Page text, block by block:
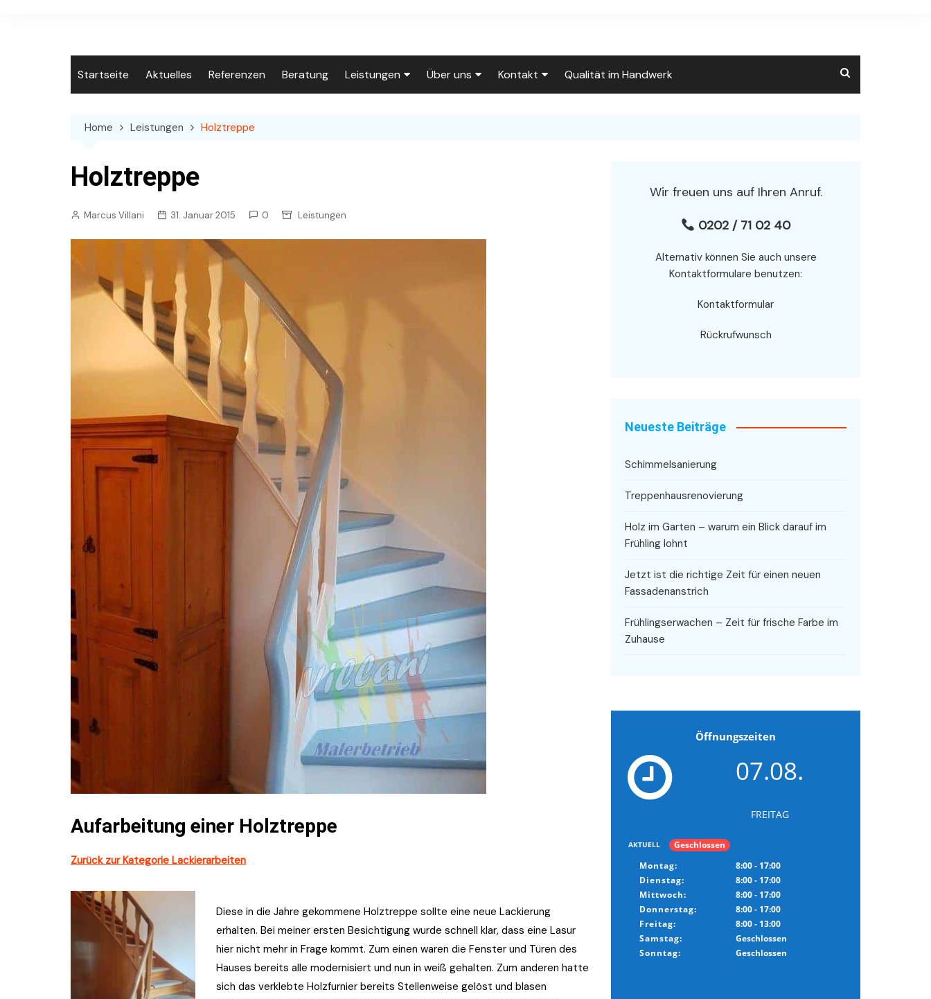
Startseite Aktuelles Referenzen Beratung Leistungen Über uns Kontakt Qualität im Handwerk
Home Leistungen Holztreppe
Holztreppe
Marcus Villani 31. Januar 2015 0 Leistungen
Aufarbeitung einer Holztreppe
Zurück zur Kategorie Lackierarbeiten
Diese in die Jahre gekommene Holztreppe sollte eine neue Lackierung
erhalten. Bei meiner ersten Besichtigung wurde schnell klar, dass eine Lasur
hier nicht mehr in Frage kommt. Zum einen waren die Fenster und Türen des
Hauses bereits alle modernisiert und nun in weiß gehalten. Zum anderen hatte
sich das verklebte Holzfurnier bereits Stellenweise gelöst und blasen
Wir freuen uns auf Ihren Anruf.
0202 / 71 02 40
Alternativ können Sie auch unsere
Kontaktformulare benutzen:
Kontaktformular
Rückrufwunsch
Neueste Beiträge
Schimmelsanierung
Treppenhausrenovierung
Holz im Garten – warum ein Blick darauf im
Frühling lohnt
Jetzt ist die richtige Zeit für einen neuen
Fassadenanstrich
Frühlingserwachen – Zeit für frische Farbe im
Zuhause
Öffnungszeiten
07.08.
FREITAG
AKTUELL
Geschlossen
Montag:
8:00 - 17:00
Dienstag:
8:00 - 17:00
Mittwoch:
8:00 - 17:00
Donnerstag:
8:00 - 17:00
Freitag:
8:00 - 13:00
Samstag:
Geschlossen
Sonntag:
Geschlossen